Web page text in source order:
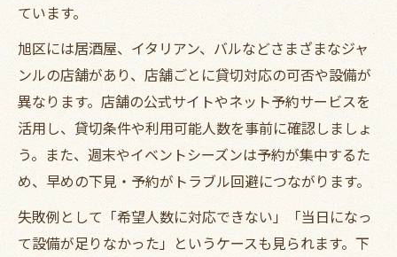
ています。
旭区には居酒屋、イタリアン、バルなどさまざまなジャ
ンルの店舗があり、店舗ごとに貸切対応の可否や設備が
異なります。店舗の公式サイトやネット予約サービスを
活用し、貸切条件や利用可能人数を事前に確認しましょ
う。また、週末やイベントシーズンは予約が集中するた
め、早めの下見・予約がトラブル回避につながります。
失敗例として「希望人数に対応できない」「当日になっ
て設備が足りなかった」というケースも見られます。下